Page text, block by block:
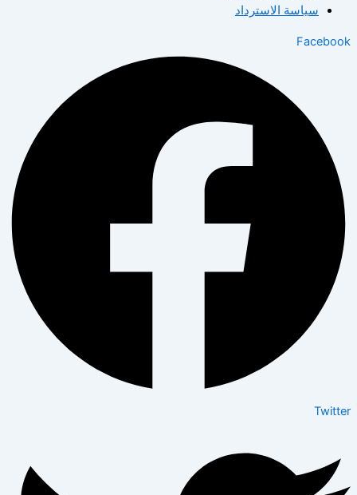
سياسة الاسترداد
Facebook
Twitter